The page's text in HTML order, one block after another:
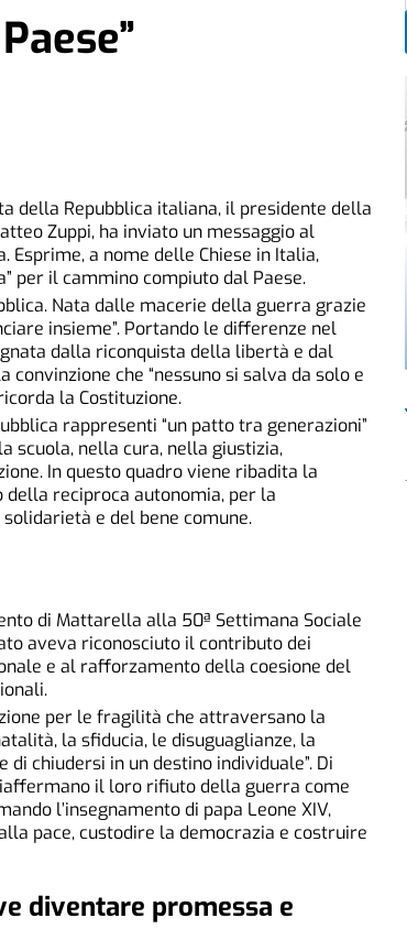
della Repubblica italiana, il presidente della
Zuppi, ha inviato un messaggio al
a nome delle Chiese in Italia,
per il cammino compiuto dal Paese.
Nata dalle macerie della guerra grazie
insieme”. Portando le differenze nel
dalla riconquista della libertà e dal
che “nessuno si salva da solo e
la Costituzione.
rappresenti “un patto tra generazioni”
scuola, nella cura, nella giustizia,
In questo quadro viene ribadita la
reciproca autonomia, per la
e del bene comune.
di Mattarella alla 50ª Settimana Sociale
aveva riconosciuto il contributo dei
e al rafforzamento della coesione del
per le fragilità che attraversano la
la sfiducia, le disuguaglianze, la
chiudersi in un destino individuale”. Di
il loro rifiuto della guerra come
l’insegnamento di papa Leone XIV,
pace, custodire la democrazia e costruire
diventare promessa e